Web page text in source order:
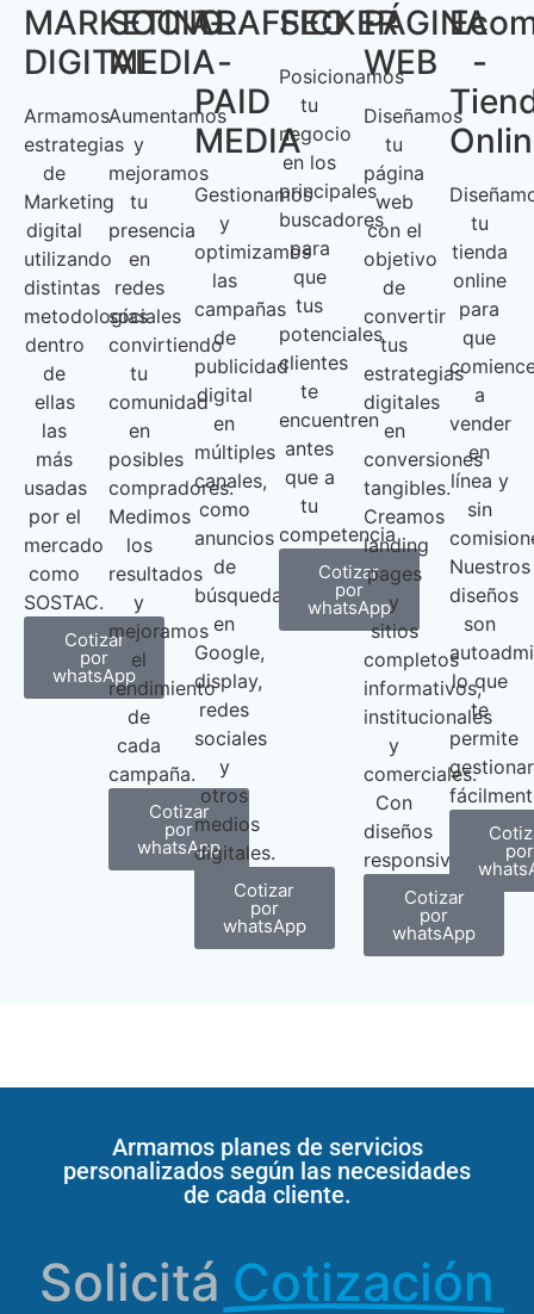
MARKETING
DIGITAL
Armamos
estrategias
de
Marketing
digital
utilizando
distintas
metodologías
dentro
de
ellas
las
más
usadas
por el
mercado
como
SOSTAC.
Cotizar
por
whatsApp
SOCIAL
MEDIA
Aumentamos
y
mejoramos
tu
presencia
en
redes
sociales
convirtiendo
tu
comunidad
en
posibles
compradores.
Medimos
los
resultados
y
mejoramos
el
rendimiento
de
cada
campaña.
Cotizar
por
whatsApp
TRAFFICKER
-
PAID
MEDIA
Gestionamos
y
optimizamos
las
campañas
de
publicidad
digital
en
múltiples
canales,
como
anuncios
de
búsqueda
en
Google,
display,
redes
sociales
y
otros
medios
digitales.
Cotizar
por
whatsApp
SEO
Posicionamos
tu
negocio
en los
principales
buscadores
para
que
tus
potenciales
clientes
te
encuentren
antes
que a
tu
competencia
Cotizar
por
whatsApp
PÁGINA
WEB
Diseñamos
tu
página
web
con el
objetivo
de
convertir
tus
estrategias
digitales
en
conversiones
tangibles.
Creamos
landing
pages
y
sitios
completos
informativos,
institucionales
y
comerciales.
Con
diseños
responsive.
Cotizar
por
whatsApp
-
tu
tienda
online
para
que
a
vender
en
línea y
sin
Nuestros
diseños
son
lo que
te
permite
gestionar
por
Armamos planes de servicios
personalizados según las necesidades
de cada cliente.
Solicitá Cotización